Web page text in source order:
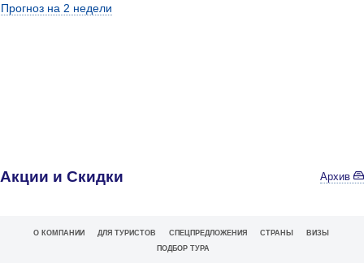
Прогноз на 2 недели
Акции и Скидки Архив
О КОМПАНИИ ДЛЯ ТУРИСТОВ СПЕЦПРЕДЛОЖЕНИЯ СТРАНЫ
ВИЗЫ
ПОДБОР ТУРА